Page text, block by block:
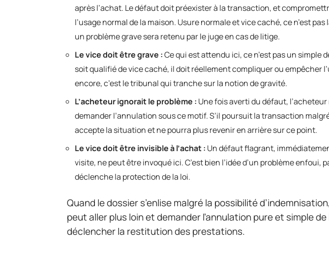
après l’achat. Le défaut doit préexister à la transaction, et
l’usage normal de la maison. Usure normale et vice caché, ce n’est
un problème grave sera retenu par le juge en cas de litige.
Le vice doit être grave :Ce qui est attendu ici, ce n’est pas un simple
soit qualifié de vice caché, il doit réellement compliquer ou empêcher
encore, c’est le tribunal qui tranche sur la notion de gravité.
L’acheteur ignorait le problème : Une fois averti du défaut, l’acheteur
demander l’annulation sous ce motif. S’il poursuit la transaction
accepte la situation et ne pourra plus revenir en arrière sur ce point.
Le vice doit être invisible à l’achat : Un défaut flagrant,
visite, ne peut être invoqué ici. C’est bien l’idée d’un problème enfoui,
déclenche la protection de la loi.
Quand le dossier s’enlise malgré la possibilité
peut aller plus loin et demander l’annulation pure et simple
déclencher la restitution des prestations.